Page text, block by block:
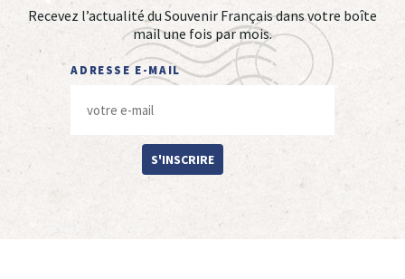
Recevez l’actualité du Souvenir Français dans votre boîte
mail une fois par mois.
ADRESSE E-MAIL
S'INSCRIRE